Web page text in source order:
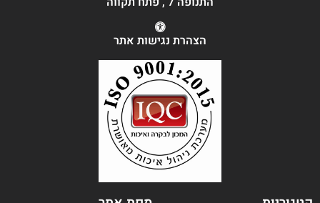
הצהרת נגישות אתר